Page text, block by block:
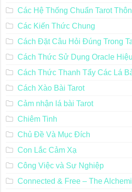
Các Hệ Thống Chuẩn Tarot
Các Kiến Thức Chung
Cách Đặt Câu Hỏi Đúng Trong
Cách Thức Sử Dụng Oracle
Cách Thức Thanh Tẩy Các Lá
Cách Xào Bài Tarot
Cảm nhận lá bài Tarot
Chiêm Tinh
Chủ Đề Và Mục Đích
Con Lắc Cảm Xạ
Công Việc và Sự Nghiệp
Connected & Free – The